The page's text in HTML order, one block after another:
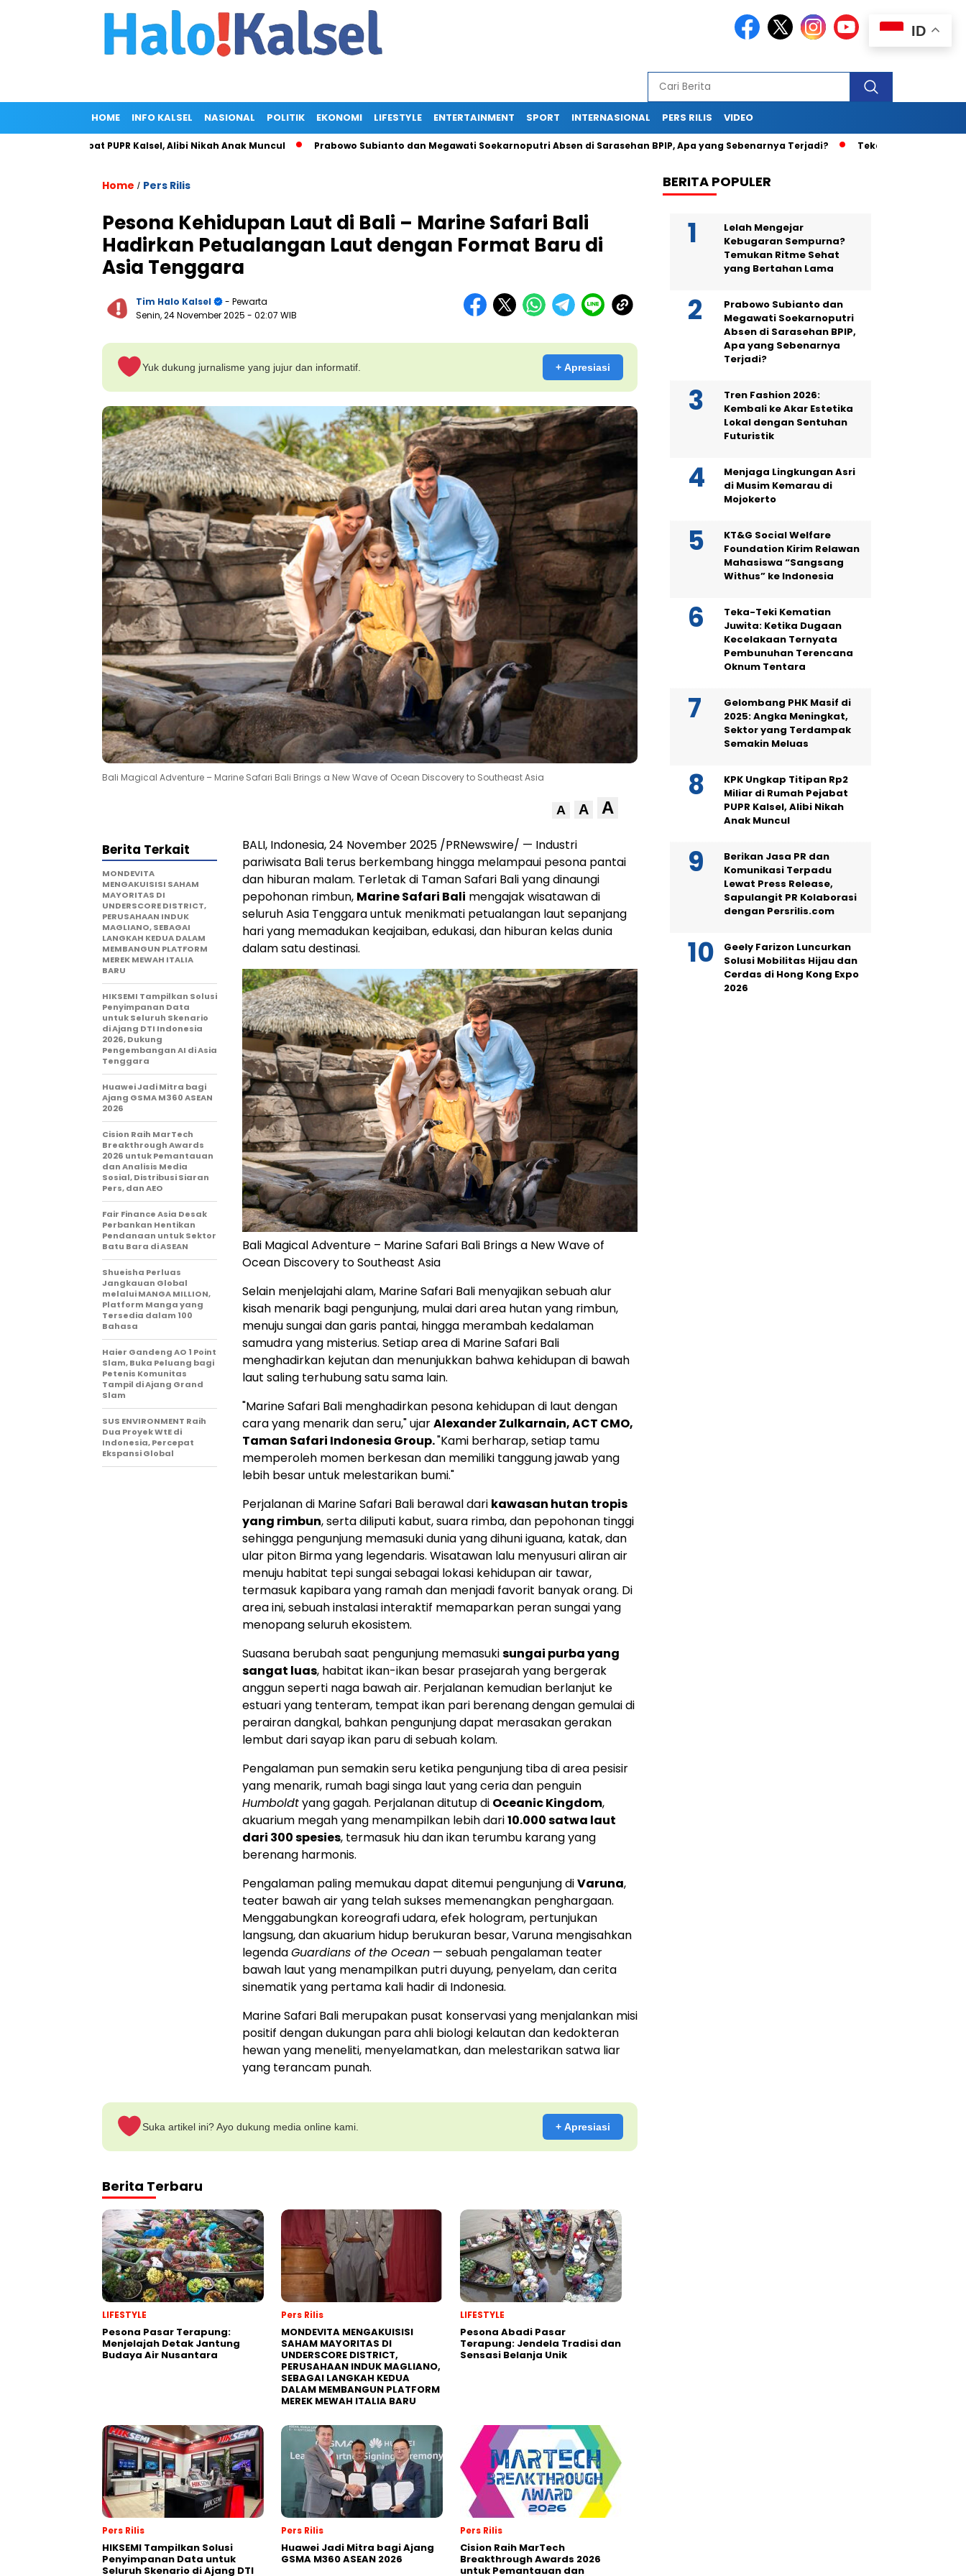
HOME INFO KALSEL NASIONAL POLITIK EKONOMI LIFESTYLE ENTERTAINMENT SPORT INTERNASIONAL PERS RILIS VIDEO
Pejabat PUPR Kalsel, Alibi Nikah Anak Muncul Prabowo Subianto dan Megawati Soekarnoputri Absen di Sarasehan BPIP, Apa yang Sebenarnya Terjadi? Teka-Teki Kematian Juwita:
Home / Pers Rilis
Pesona Kehidupan Laut di Bali – Marine Safari Bali
Hadirkan Petualangan Laut dengan Format Baru di
Asia Tenggara
Tim Halo Kalsel
- Pewarta
Senin, 24 November 2025 - 02:07 WIB
Yuk dukung jurnalisme yang jujur dan informatif. + Apresiasi
Bali Magical Adventure – Marine Safari Bali Brings a New Wave of Ocean Discovery to Southeast Asia
A A A
BALI, Indonesia,24 November 2025 /PRNewswire/ — Industri
pariwisata Bali terus berkembang hingga melampaui pesona pantai
dan hiburan malam. Terletak di Taman Safari Bali yang dinaungi
pepohonan rimbun, Marine Safari Bali mengajak wisatawan di
seluruhAsia Tenggarauntuk menikmati petualangan laut sepanjang
hari yang memadukan keajaiban, edukasi, dan hiburan kelas dunia
dalam satu destinasi.
Bali Magical Adventure – Marine Safari Bali Brings a New Wave of
Ocean Discovery to Southeast Asia
Selain menjelajahi alam, Marine Safari Bali menyajikan sebuah alur
kisah menarik bagi pengunjung, mulai dari area hutan yang rimbun,
menuju sungai dan garis pantai, hingga merambah kedalaman
samudra yang misterius. Setiap area di Marine Safari Bali
menghadirkan kejutan dan menunjukkan bahwa kehidupan di bawah
laut saling terhubung satu sama lain.
"Marine Safari Bali menghadirkan pesona kehidupan di laut dengan
cara yang menarik dan seru," ujarAlexander Zulkarnain, ACT CMO,
Taman Safari Indonesia Group."Kami berharap, setiap tamu
memperoleh momen berkesan dan memiliki tanggung jawab yang
lebih besar untuk melestarikan bumi."
Perjalanan di Marine Safari Bali berawal dari kawasan hutan tropis
yang rimbun, serta diliputi kabut, suara rimba, dan pepohonan tinggi
sehingga pengunjung memasuki dunia yang dihuni iguana, katak, dan
ular piton Birma yang legendaris. Wisatawan lalu menyusuri aliran air
menuju habitat tepi sungai sebagai lokasi kehidupan air tawar,
termasuk kapibara yang ramah dan menjadi favorit banyak orang. Di
area ini, sebuah instalasi interaktif memaparkan peran sungai yang
menopang seluruh ekosistem.
Suasana berubah saat pengunjung memasukisungai purba yang
sangat luas, habitat ikan-ikan besar prasejarah yang bergerak
anggun seperti naga bawah air. Perjalanan kemudian berlanjut ke
estuari yang tenteram, tempat ikan pari berenang dengan gemulai di
perairan dangkal, bahkan pengunjung dapat merasakan gerakan
lembut dari sayap ikan paru di sebuah kolam.
Pengalaman pun semakin seru ketika pengunjung tiba di area pesisir
yang menarik, rumah bagi singa laut yang ceria dan penguin
Humboldtyang gagah. Perjalanan ditutup di Oceanic Kingdom,
akuarium megah yang menampilkan lebih dari10.000 satwa laut
dari 300 spesies, termasuk hiu dan ikan terumbu karang yang
berenang harmonis.
Pengalaman paling memukau dapat ditemui pengunjung diVaruna,
teater bawah air yang telah sukses memenangkan penghargaan.
Menggabungkan koreografi udara, efek hologram, pertunjukan
langsung, dan akuarium hidup berukuran besar, Varuna mengisahkan
legendaGuardians of the Ocean — sebuah pengalaman teater
bawah laut yang menampilkan putri duyung, penyelam, dan cerita
sinematik yang pertama kali hadir di Indonesia.
Marine Safari Bali merupakan pusat konservasi yang menjalankan misi
positif dengan dukungan para ahli biologi kelautan dan kedokteran
hewan yang meneliti, menyelamatkan, dan melestarikan satwa liar
yang terancam punah.
Berita Terkait
MONDEVITA
MENGAKUISISI SAHAM
MAYORITAS DI
UNDERSCORE DISTRICT,
PERUSAHAAN INDUK
MAGLIANO, SEBAGAI
LANGKAH KEDUA DALAM
MEMBANGUN PLATFORM
MEREK MEWAH ITALIA
BARU
HIKSEMI Tampilkan Solusi
Penyimpanan Data
untuk Seluruh Skenario
di Ajang DTI Indonesia
2026, Dukung
Pengembangan AI di Asia
Tenggara
Huawei Jadi Mitra bagi
Ajang GSMA M360 ASEAN
2026
Cision Raih MarTech
Breakthrough Awards
2026 untuk Pemantauan
dan Analisis Media
Sosial, Distribusi Siaran
Pers, dan AEO
Fair Finance Asia Desak
Perbankan Hentikan
Pendanaan untuk Sektor
Batu Bara di ASEAN
Shueisha Perluas
Jangkauan Global
melalui MANGA MILLION,
Platform Manga yang
Tersedia dalam 100
Bahasa
Haier Gandeng AO 1 Point
Slam, Buka Peluang bagi
Petenis Komunitas
Tampil di Ajang Grand
Slam
SUS ENVIRONMENT Raih
Dua Proyek WtE di
Indonesia, Percepat
Ekspansi Global
Suka artikel ini? Ayo dukung media online kami. + Apresiasi
Berita Terbaru
LIFESTYLE
Pesona Pasar Terapung:
Menjelajah Detak Jantung
Budaya Air Nusantara
Pers Rilis
MONDEVITA MENGAKUISISI
SAHAM MAYORITAS DI
UNDERSCORE DISTRICT,
PERUSAHAAN INDUK MAGLIANO,
SEBAGAI LANGKAH KEDUA
DALAM MEMBANGUN PLATFORM
MEREK MEWAH ITALIA BARU
LIFESTYLE
Pesona Abadi Pasar
Terapung: Jendela Tradisi dan
Sensasi Belanja Unik
Pers Rilis
HIKSEMI Tampilkan Solusi
Penyimpanan Data untuk
Seluruh Skenario di Ajang DTI
Pers Rilis
Huawei Jadi Mitra bagi Ajang
GSMA M360 ASEAN 2026
Pers Rilis
Cision Raih MarTech
Breakthrough Awards 2026
untuk Pemantauan dan
BERITA POPULER
Lelah Mengejar
Kebugaran Sempurna?
Temukan Ritme Sehat
yang Bertahan Lama
Prabowo Subianto dan
Megawati Soekarnoputri
Absen di Sarasehan BPIP,
Apa yang Sebenarnya
Terjadi?
Tren Fashion 2026:
Kembali ke Akar Estetika
Lokal dengan Sentuhan
Futuristik
Menjaga Lingkungan Asri
di Musim Kemarau di
Mojokerto
KT&G Social Welfare
Foundation Kirim Relawan
Mahasiswa “Sangsang
Withus” ke Indonesia
Teka-Teki Kematian
Juwita: Ketika Dugaan
Kecelakaan Ternyata
Pembunuhan Terencana
Oknum Tentara
Gelombang PHK Masif di
2025: Angka Meningkat,
Sektor yang Terdampak
Semakin Meluas
KPK Ungkap Titipan Rp2
Miliar di Rumah Pejabat
PUPR Kalsel, Alibi Nikah
Anak Muncul
Berikan Jasa PR dan
Komunikasi Terpadu
Lewat Press Release,
Sapulangit PR Kolaborasi
dengan Persrilis.com
Geely Farizon Luncurkan
Solusi Mobilitas Hijau dan
Cerdas di Hong Kong Expo
2026
ID